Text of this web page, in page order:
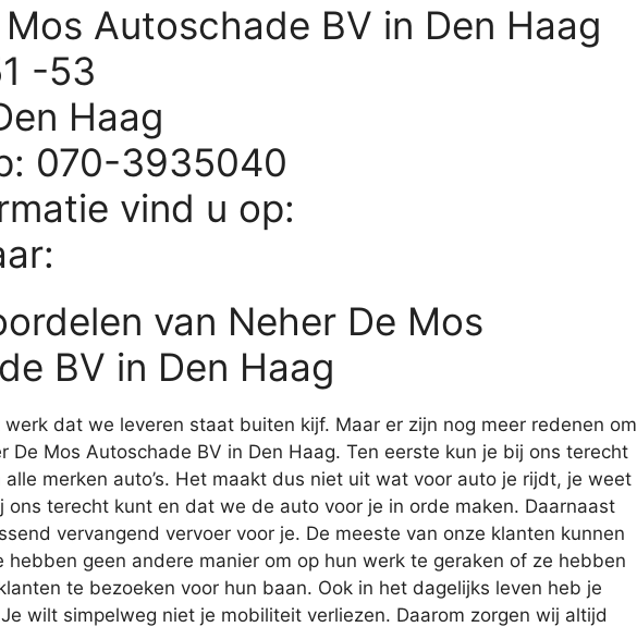
Autoschade BV in Den Haag
-53
Haag
070-3935040
vind u op:
van Neher De Mos
BV in Den Haag
dat we leveren staat buiten kijf. Maar er zijn nog meer redenen om
De Mos Autoschade BV in Den Haag. Ten eerste kun je bij ons terecht
merken auto’s. Het maakt dus niet uit wat voor auto je rijdt, je weet
ons terecht kunt en dat we de auto voor je in orde maken. Daarnaast
vervangend vervoer voor je. De meeste van onze klanten kunnen
hebben geen andere manier om op hun werk te geraken of ze hebben
te bezoeken voor hun baan. Ook in het dagelijks leven heb je
wilt simpelweg niet je mobiliteit verliezen. Daarom zorgen wij altijd